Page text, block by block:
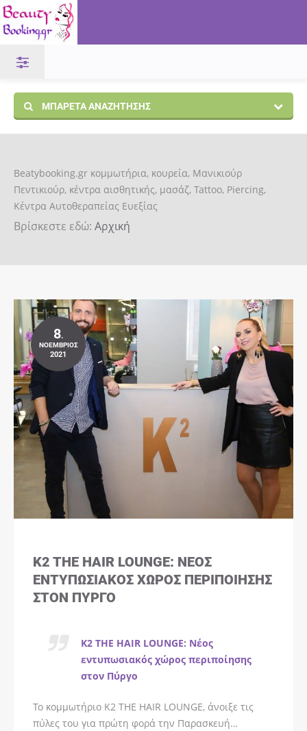
ΜΠΑΡΈΤΑ ΑΝΑΖΉΤΗΣΗΣ
Beatybooking.gr κομμωτήρια, κουρεία, Μανικιούρ
Πεντικιούρ, κέντρα αισθητικής, μασάζ, Tattoo, Piercing,
Κέντρα Αυτοθεραπείας Ευεξίας
Βρίσκεστε εδώ: Αρχική
8.
ΝΟΈΜΒΡΙΟΣ
2021
K2 THE HAIR LOUNGE: ΝΈΟΣ
ΕΝΤΥΠΩΣΙΑΚΌΣ ΧΏΡΟΣ ΠΕΡΙΠΟΊΗΣΗΣ
ΣΤΟΝ ΠΎΡΓΟ
K2 THE HAIR LOUNGE: Νέος
εντυπωσιακός χώρος περιποίησης
στον Πύργο
Το κομμωτήριο K2 THE HAIR LOUNGE, άνοιξε τις
πύλες του για πρώτη φορά την Παρασκευή…